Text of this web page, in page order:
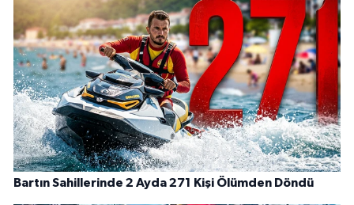
Bartın Sahillerinde 2 Ayda 271 Kişi Ölümden Döndü